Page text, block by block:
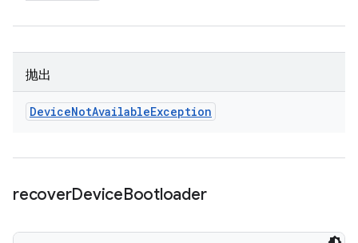
抛出
DeviceNotAvailableException
recoverDeviceBootloader